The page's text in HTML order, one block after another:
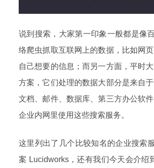
说到搜索，大家第一印象一般都是像
络爬虫抓取互联网上的数据，比如网
自己想要的信息；而另一方面，平时
方案，它们处理的数据大部分是来自
文档、邮件、数据库、第三方办公软
企业内网里使用这些搜索服务。
这里列出了几个比较知名的企业搜索
案 Lucidworks，还有我们今天会介绍